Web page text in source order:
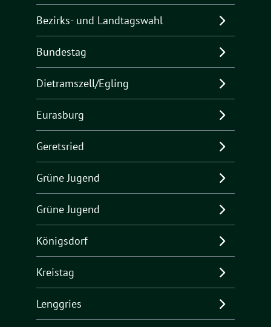
Bezirks- und Landtagswahl
Bundestag
Dietramszell/Egling
Eurasburg
Geretsried
Grüne Jugend
Grüne Jugend
Königsdorf
Kreistag
Lenggries